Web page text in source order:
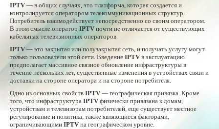
IPTV— в общих случаях, это платформа, которая создается и
контролируется оператором телекоммуникационных структур.
Потребитель взаимодействует непосредственно со своим оператором.
В этом смысле операторIPTVпочти не отличается от существующих
кабельных телевизионных операторов.
IPTV— это закрытая или полузакрытая сеть, и получать услугу могут
только пользователи этой сети. Введение IPTVв эксплуатацию
предполагает массивное связное обновление инфраструктуры в
течение нескольких лет, существенные изменения в устройствах связи и
доставки на стороне оператора и на стороне потребителя.
Одно из основных свойств IPTV— географическая привязка. Кроме
того, что инфраструктура IPTVфизически привязана к домам,
устройствам и телевизорам потребителей, еще существует местное
регулирование и политика, также являющиеся факторами,
ограничивающими IPTVна географическом уровне.